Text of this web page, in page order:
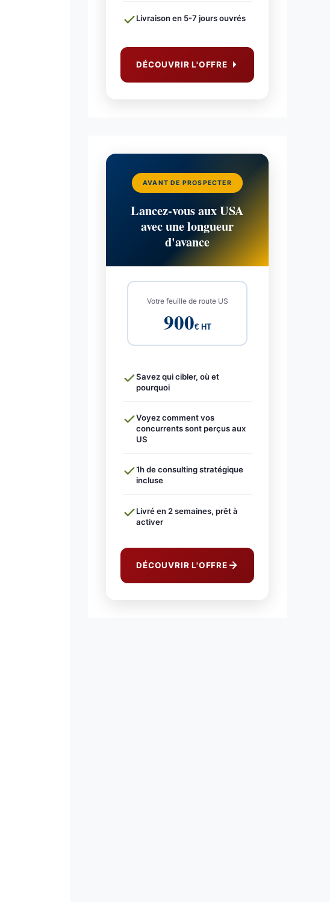
Livraison en 5-7 jours ouvrés
DÉCOUVRIR L'OFFRE
AVANT DE PROSPECTER
Lancez-vous aux USA
avec une longueur
d'avance
Votre feuille de route US
900€ HT
Savez qui cibler, où et
pourquoi
Voyez comment vos
concurrents sont perçus aux
US
1h de consulting stratégique
incluse
Livré en 2 semaines, prêt à
activer
DÉCOUVRIR L'OFFRE